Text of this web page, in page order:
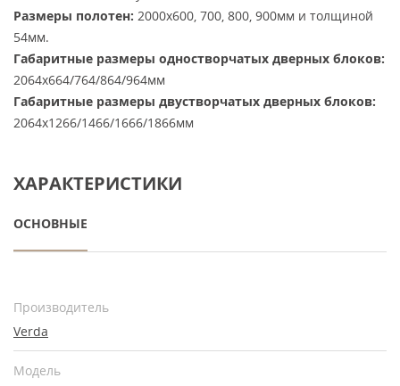
Размеры полотен: 2000х600, 700, 800, 900мм и толщиной
54мм.
Габаритные размеры одностворчатых дверных блоков:
2064х664/764/864/964мм
Габаритные размеры двустворчатых дверных блоков:
2064х1266/1466/1666/1866мм
ХАРАКТЕРИСТИКИ
ОСНОВНЫЕ
Производитель
Verda
Модель